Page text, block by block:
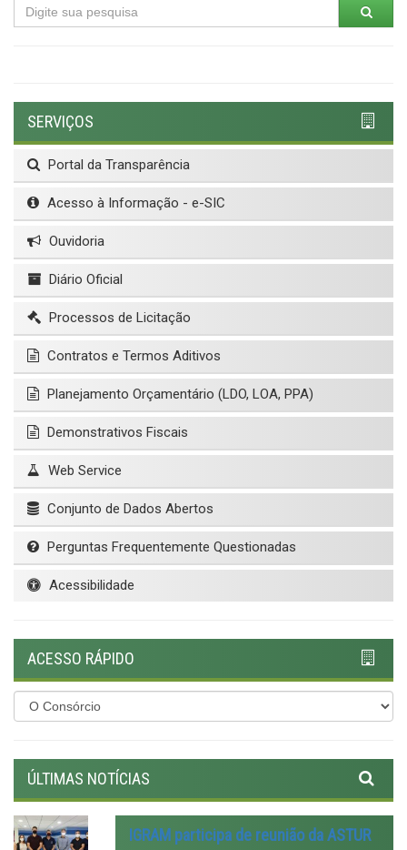
SERVIÇOS
Portal da Transparência
Acesso à Informação - e-SIC
Ouvidoria
Diário Oficial
Processos de Licitação
Contratos e Termos Aditivos
Planejamento Orçamentário (LDO, LOA, PPA)
Demonstrativos Fiscais
Web Service
Conjunto de Dados Abertos
Perguntas Frequentemente Questionadas
Acessibilidade
ACESSO RÁPIDO
ÚLTIMAS NOTÍCIAS
IGRAM participa de reunião da ASTUR